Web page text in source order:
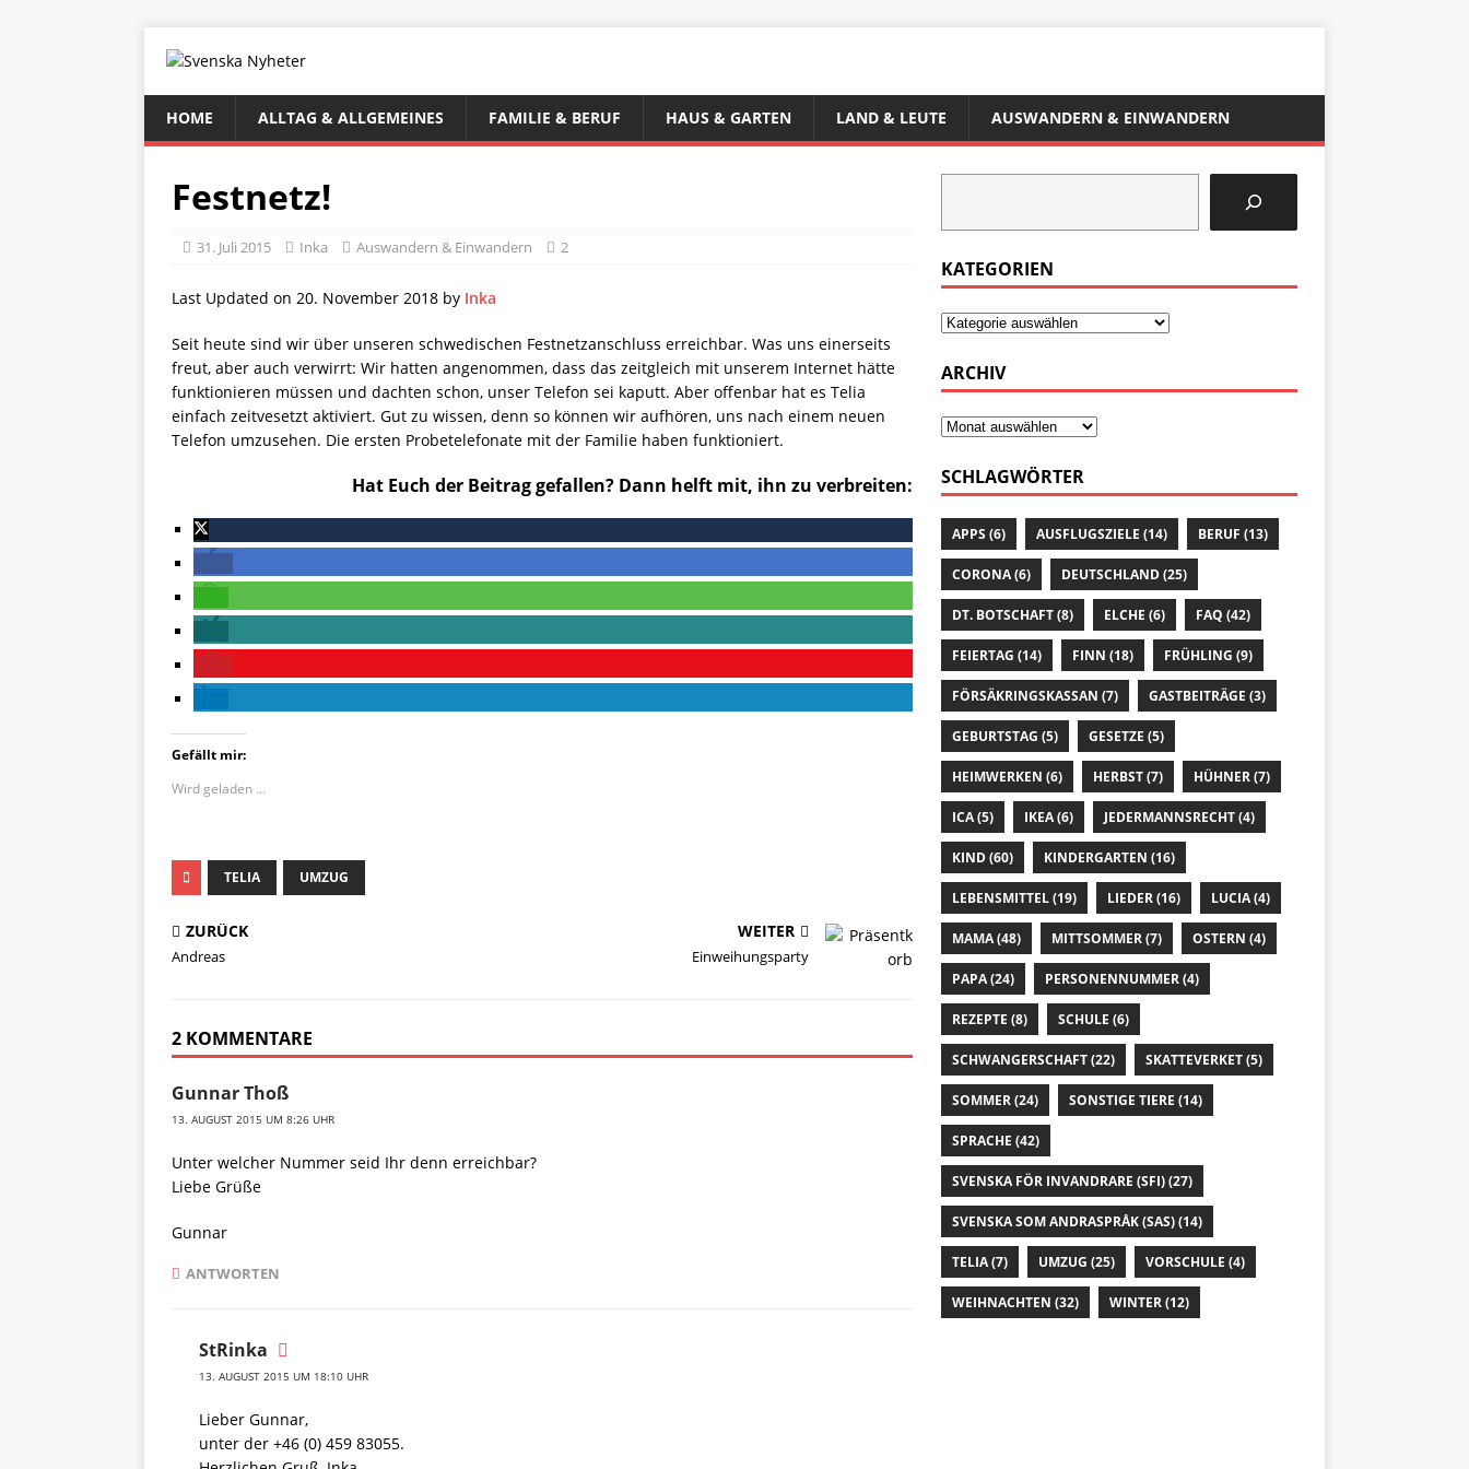
HOME ALLTAG & ALLGEMEINES FAMILIE & BERUF HAUS & GARTEN LAND & LEUTE AUSWANDERN & EINWANDERN
Festnetz!
31. Juli 2015 Inka Auswandern & Einwandern 2
Last Updated on 20. November 2018 by Inka
Seit heute sind wir über unseren schwedischen Festnetzanschluss erreichbar. Was uns einerseits
freut, aber auch verwirrt: Wir hatten angenommen, dass das zeitgleich mit unserem Internet hätte
funktionieren müssen und dachten schon, unser Telefon sei kaputt. Aber offenbar hat es Telia
einfach zeitvesetzt aktiviert. Gut zu wissen, denn so können wir aufhören, uns nach einem neuen
Telefon umzusehen. Die ersten Probetelefonate mit der Familie haben funktioniert.
Hat Euch der Beitrag gefallen? Dann helft mit, ihn zu verbreiten:
Gefällt mir:
Wird geladen …
TELIA UMZUG
ZURÜCK
Andreas
WEITER
Einweihungsparty
2 KOMMENTARE
Gunnar Thoß
13. AUGUST 2015 UM 8:26 UHR
Unter welcher Nummer seid Ihr denn erreichbar?
Liebe Grüße
Gunnar
ANTWORTEN
StRinka
13. AUGUST 2015 UM 18:10 UHR
Lieber Gunnar,
unter der +46 (0) 459 83055.
KATEGORIEN
ARCHIV
SCHLAGWÖRTER
APPS (6) AUSFLUGSZIELE (14) BERUF (13)
CORONA(6) DEUTSCHLAND(25)
DT. BOTSCHAFT(8) ELCHE (6) FAQ (42)
FEIERTAG (14) FINN (18) FRÜHLING (9)
FÖRSÄKRINGSKASSAN (7) GASTBEITRÄGE (3)
GEBURTSTAG (5) GESETZE (5)
HEIMWERKEN (6) HERBST(7) HÜHNER(7)
ICA(5) IKEA(6) JEDERMANNSRECHT(4)
KIND(60) KINDERGARTEN (16)
LEBENSMITTEL(19) LIEDER(16) LUCIA(4)
MAMA(48) MITTSOMMER(7) OSTERN (4)
PAPA(24) PERSONENNUMMER(4)
REZEPTE (8) SCHULE (6)
SCHWANGERSCHAFT(22) SKATTEVERKET(5)
SOMMER(24) SONSTIGE TIERE (14)
SPRACHE (42)
SVENSKA FÖR INVANDRARE (SFI)(27)
SVENSKA SOM ANDRASPRÅK (SAS)(14)
TELIA(7) UMZUG (25) VORSCHULE (4)
WEIHNACHTEN (32) WINTER(12)